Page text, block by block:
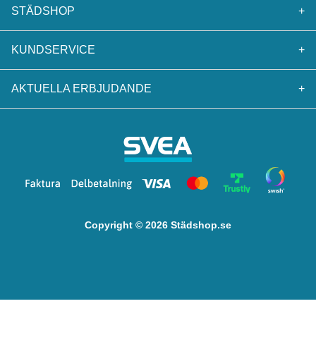
STÄDSHOP +
KUNDSERVICE +
AKTUELLA ERBJUDANDE +
Copyright © 2026 Städshop.se